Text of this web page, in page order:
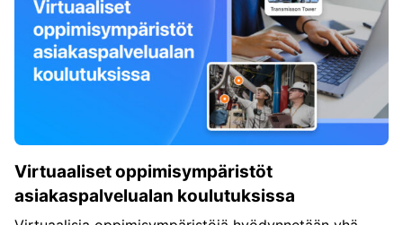
Teachers & Schools
Higher Education
Certified Trainers Program
Virtuaaliset oppimisympäristöt
asiakaspalvelualan koulutuksissa